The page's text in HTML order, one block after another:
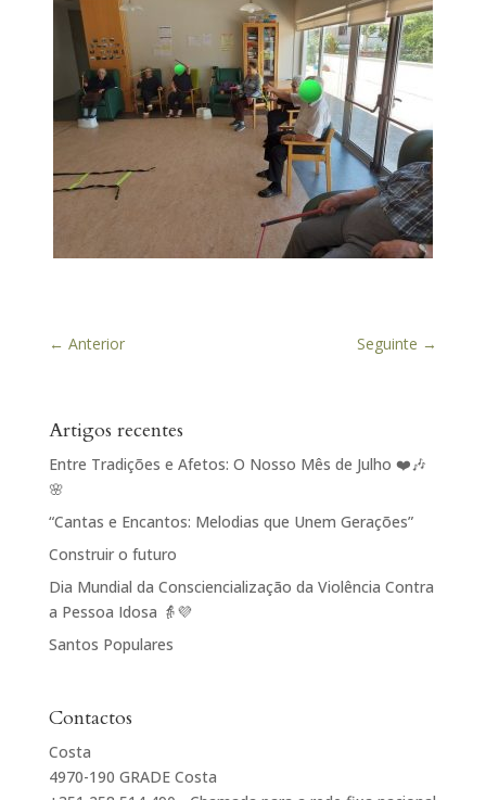
← Anterior Seguinte →
Artigos recentes
Entre Tradições e Afetos: O Nosso Mês de Julho ❤️🎶
🌸
“Cantas e Encantos: Melodias que Unem Gerações”
Construir o futuro
Dia Mundial da Consciencialização da Violência Contra
a Pessoa Idosa 👵💜
Santos Populares
Contactos
Costa
4970-190 GRADE Costa